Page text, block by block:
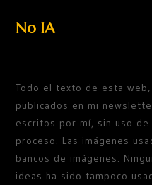
No IA
Todo el texto de esta
publicados en mi
escritos por mí, sin uso
proceso. Las imágenes
bancos de imágenes.
ideas ha sido tampoco